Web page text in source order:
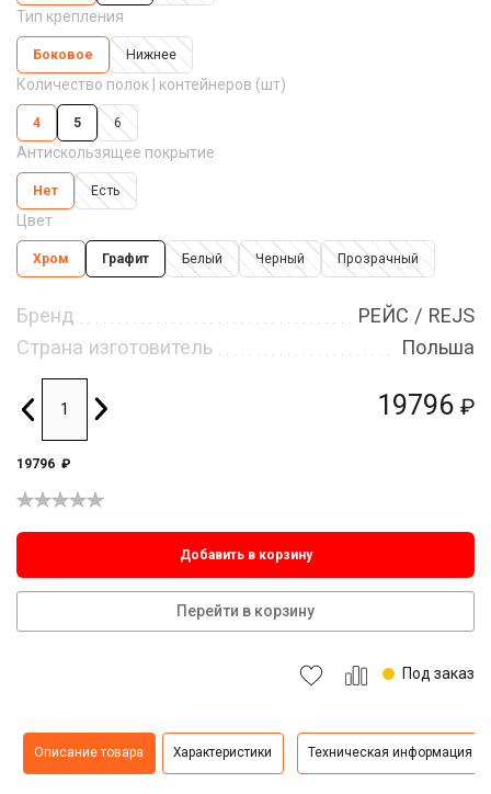
19796 ₽
Тип крепления
Боковое Нижнее
Количество полок | контейнеров (шт)
4 5 6
Антискользящее покрытие
Нет Есть
Цвет
Хром Графит Белый Черный Прозрачный
Бренд
РЕЙС / REJS
Страна изготовитель
Польша
19796 ₽
Добавить в корзину
Перейти в корзину
Под заказ
Описание товара Характеристики Техническая информация